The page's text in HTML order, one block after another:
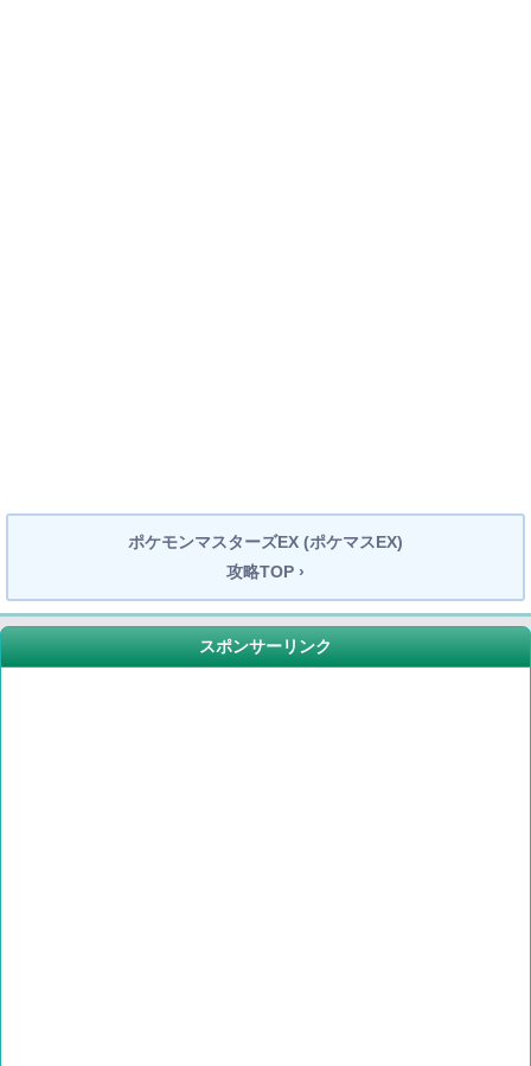
ポケモンマスターズEX (ポケマスEX)
攻略TOP ›
スポンサーリンク